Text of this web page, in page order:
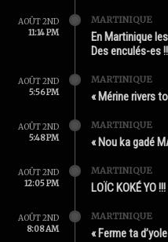
AOÛT 2ND
11:14 PM
MARTINIQUE
En Martinique
Des enculés-es
AOÛT 2ND
5:56 PM
MARTINIQUE
« Mérine rivers
AOÛT 2ND
5:48 PM
MARTINIQUE
« Nou ka gadé
AOÛT 2ND
12:05 PM
MARTINIQUE
LOÏC KOKÉ YO !!!
AOÛT 2ND
8:08 AM
MARTINIQUE
« Ferme ta